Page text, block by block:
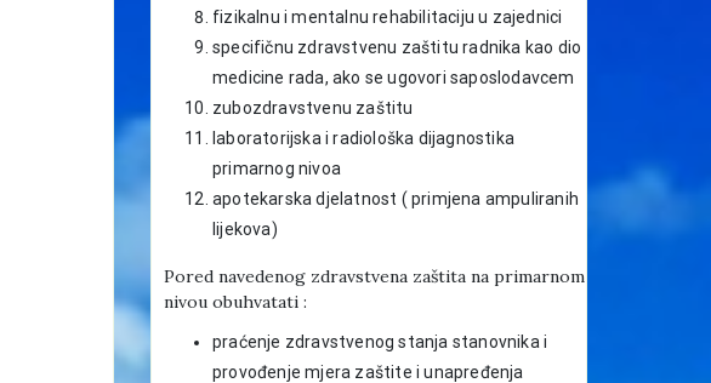
fizikalnu i mentalnu rehabilitaciju u zajednici
specifičnu zdravstvenu zaštitu radnika kao dio
medicine rada, ako se ugovori saposlodavcem
zubozdravstvenu zaštitu
laboratorijska i radiološka dijagnostika
primarnog nivoa
apotekarska djelatnost ( primjena ampuliranih
lijekova)
Pored navedenog zdravstvena zaštita na primarnom
nivou obuhvatati :
praćenje zdravstvenog stanja stanovnika i
provođenje mjera zaštite i unapređenja